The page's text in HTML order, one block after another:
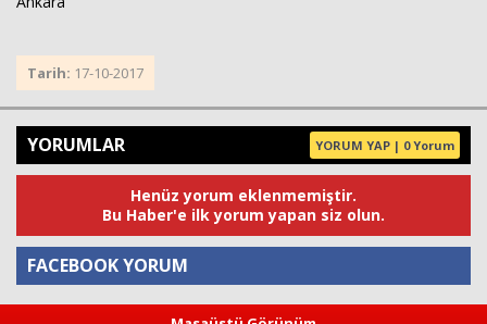
Tarih: 17-10-2017
YORUMLAR YORUM YAP | 0 Yorum
Henüz yorum eklenmemiştir.
Bu Haber'e ilk yorum yapan siz olun.
FACEBOOK YORUM